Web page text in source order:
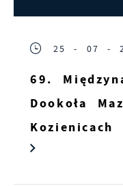
25 - 07 -
69.
Dookoła
Kozienicach